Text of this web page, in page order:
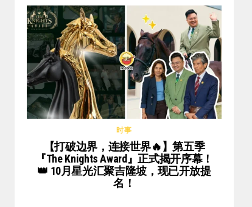
时事
【打破边界，连接世界🔥】第五季
『The Knights Award』正式揭开序幕！
👑 10月星光汇聚吉隆坡，现已开放提
名！